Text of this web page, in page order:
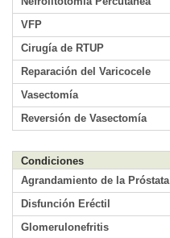
VFP
Cirugía de RTUP
Reparación del Varicocele
Vasectomía
Reversión de Vasectomía
Condiciones
Agrandamiento de la Próstata
Disfunción Eréctil
Glomerulonefritis